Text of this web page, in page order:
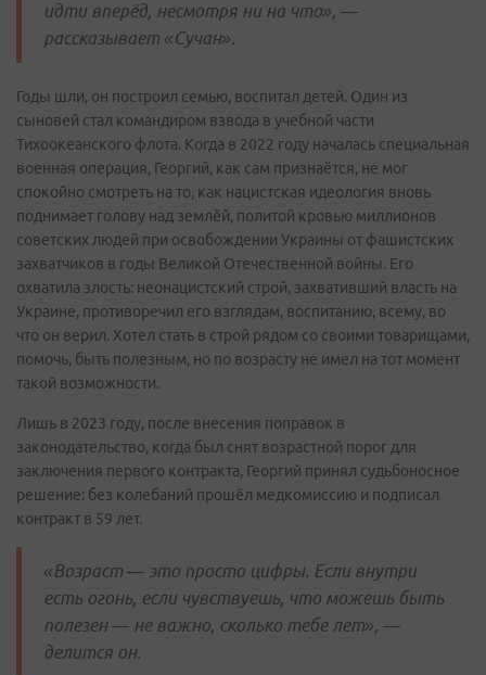
идти вперёд, несмотря ни на что», —
рассказывает «Сучан».
Годы шли, он построил семью, воспитал детей. Один из
сыновей стал командиром взвода в учебной части
Тихоокеанского флота. Когда в 2022 году началась специальная
военная операция, Георгий, как сам признаётся, не мог
спокойно смотреть на то, как нацистская идеология вновь
поднимает голову над землёй, политой кровью миллионов
советских людей при освобождении Украины от фашистских
захватчиков в годы Великой Отечественной войны. Его
охватила злость: неонацистский строй, захвативший власть на
Украине, противоречил его взглядам, воспитанию, всему, во
что он верил. Хотел стать в строй рядом со своими товарищами,
помочь, быть полезным, но по возрасту не имел на тот момент
такой возможности.
Лишь в 2023 году, после внесения поправок в
законодательство, когда был снят возрастной порог для
заключения первого контракта, Георгий принял судьбоносное
решение: без колебаний прошёл медкомиссию и подписал
контракт в 59 лет.
«Возраст — это просто цифры. Если внутри
есть огонь, если чувствуешь, что можешь быть
полезен — не важно, сколько тебе лет», —
делится он.